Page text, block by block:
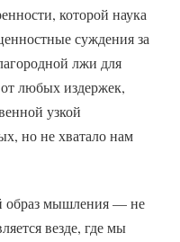
которой наука
суждения за
лжи для
любых издержек,
узкой
но не хватало нам
образ мышления — не
везде, где мы